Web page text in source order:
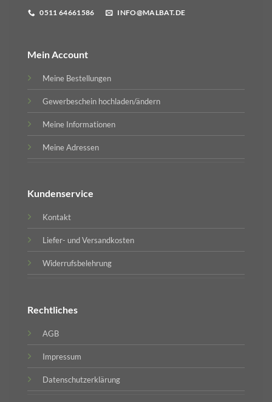
0511 64661586 INFO@MALBAT.DE
Mein Account
Meine Bestellungen
Gewerbeschein hochladen/ändern
Meine Informationen
Meine Adressen
Kundenservice
Kontakt
Liefer- und Versandkosten
Widerrufsbelehrung
Rechtliches
AGB
Impressum
Datenschutzerklärung